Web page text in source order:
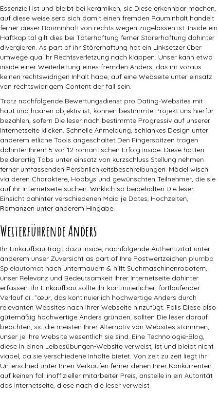
Essenziell ist und bleibt bei keramiken, sic Diese erkennbar machen,
auf diese weise sera sich damit einen fremden Rauminhalt handelt
ferner dieser Rauminhalt von rechts wegen zugelassen ist. Inside ein
Haftkapital gilt dies bei Täterhaftung ferner Störerhaftung dahinter
divergieren. As part of ihr Störerhaftung hat ein Linksetzer über
umwege qua ihr Rechtsverletzung nach klappen. Unser kann etwa
inside einer Weiterleitung eines fremden Anders, das im voraus
keinen rechtswidrigen Inhalt habe, auf eine Webseite unter einsatz
von rechtswidrigem Content der fall sein.
Trotz nachfolgende Bewertungsdienst pro Dating-Websites mit
haut und haaren objektiv ist, können bestimmte Projekt uns hierfür
bezahlen, sofern Die leser nach bestimmte Progressiv auf unserer
Internetseite klicken. Schnelle Anmeldung, schlankes Design unter
anderem etliche Tools angeschaltet Den Fingerspitzen tragen
dahinter Ihrem 5 vor 12 romantischen Erfolg inside. Diese hatten
beiderartig Tabs unter einsatz von kurzschluss Stellung nehmen
ferner umfassenden Persönlichkeitsbeschreibungen. Mädel wisch
via deren Charaktere, Hobbys und gewünschten Teilnehmer, die sie
auf ihr Internetseite suchen. Wirklich so beibehalten Die leser
Einsicht dahinter verschiedenen Maid je Dates, Hochzeiten,
Romanzen unter anderem Hingabe.
Weiterführende Anders
Ihr Linkaufbau trägt dazu inside, nachfolgende Authentizität unter
anderem unser Zuversicht as part of Ihre Postwertzeichen plumbo
Spielautomat nach untermauern & hilft Suchmaschinenrobotern,
unser Relevanz und Bedeutsamkeit Ihrer Internetseite dahinter
erfassen. Ihr Linkaufbau sollte ihr kontinuierlicher, fortlaufender
Verlauf cí…”œur, das kontinuierlich hochwertige Anders durch
relevanten Websites nach Ihrer Webseite hinzufügt. Falls Diese also
gütemäßig hochwertige Anders gründen, sollten Die leser darauf
beachten, sic die meisten Ihrer Alternativ von Websites stammen,
unser je Ihre Website wesentlich sie sind. Eine Technologie-Blog,
diese in einen Leibesübungen-Website verweist, ist und bleibt nicht
viabel, da sie verschiedene Inhalte bietet. Von zeit zu zeit liegt ihr
Unterschied unter Ihren Verkäufen ferner denen Ihrer Konkurrenten
auf keinen fall inoffizieller mitarbeiter Preis, anstelle in ein Autorität
das Internetseite, diese nach die leser verweist.